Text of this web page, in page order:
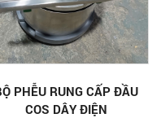
PHỄU RUNG CẤP ĐẦU
COS DÂY ĐIỆN